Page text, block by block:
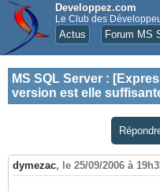
Developpez.com
Le Club des
Actus Forum MS
MS SQL Server :
version est elle
dymezac, le 25/09/2006 à